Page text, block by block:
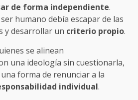
de forma independiente.
humano debía escapar de las
y desarrollar un criterio propio.
se alinean
una ideología sin cuestionarla,
forma de renunciar a la
individual.